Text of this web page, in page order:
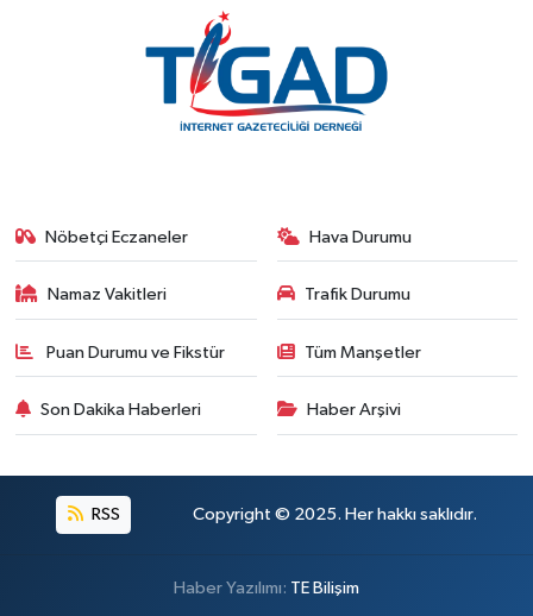
Nöbetçi Eczaneler Hava Durumu
Namaz Vakitleri Trafik Durumu
Puan Durumu ve Fikstür Tüm Manşetler
Son Dakika Haberleri Haber Arşivi
RSS Copyright © 2025. Her hakkı saklıdır.
Haber Yazılımı: TE Bilişim